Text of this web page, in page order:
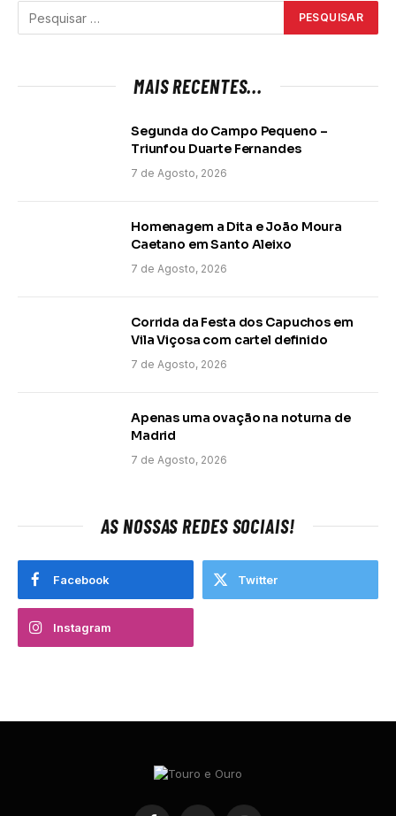
MAIS RECENTES...
Segunda do Campo Pequeno –
Triunfou Duarte Fernandes
7 de Agosto, 2026
Homenagem a Dita e João Moura
Caetano em Santo Aleixo
7 de Agosto, 2026
Corrida da Festa dos Capuchos em
Vila Viçosa com cartel definido
7 de Agosto, 2026
Apenas uma ovação na noturna de
Madrid
7 de Agosto, 2026
AS NOSSAS REDES SOCIAIS!
Facebook Twitter
Instagram